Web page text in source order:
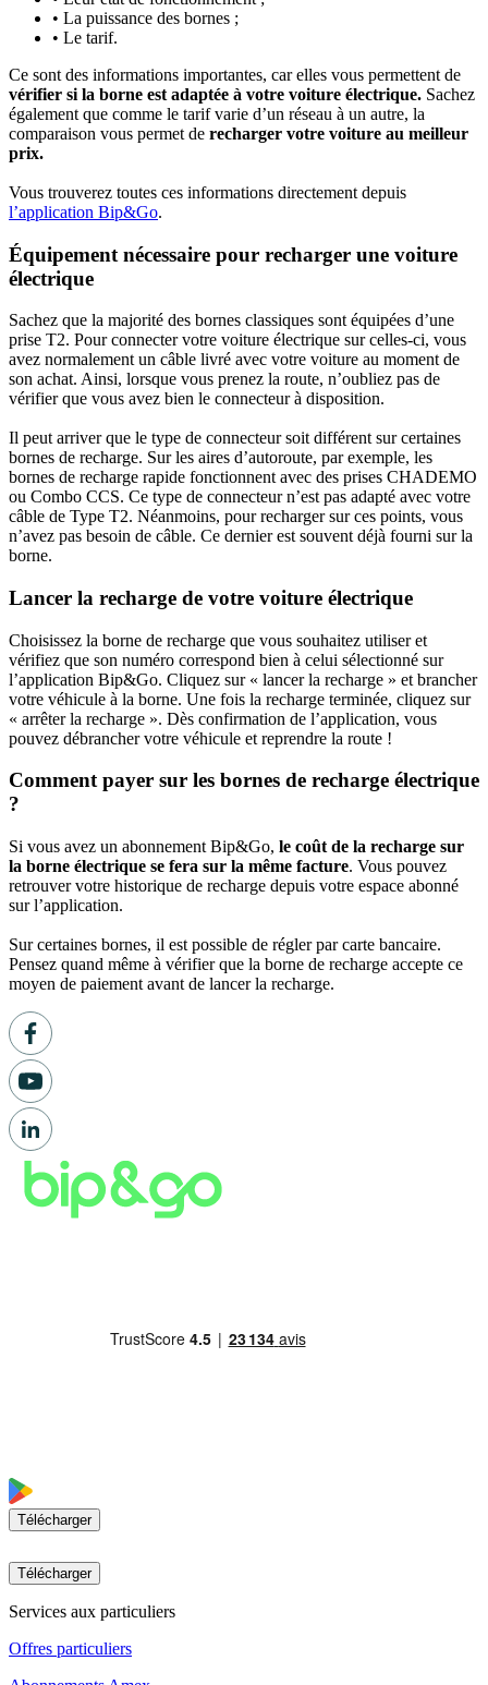
• La puissance des bornes ;
• Le tarif.
Ce sont des informations importantes, car elles vous permettent de
vérifier si la borne est adaptée à votre voiture électrique. Sachez
également que comme le tarif varie d’un réseau à un autre, la
comparaison vous permet de recharger votre voiture au meilleur
prix.
Vous trouverez toutes ces informations directement depuis
l’application Bip&Go.
Équipement nécessaire pour recharger une voiture
électrique
Sachez que la majorité des bornes classiques sont équipées d’une
prise T2. Pour connecter votre voiture électrique sur celles-ci, vous
avez normalement un câble livré avec votre voiture au moment de
son achat. Ainsi, lorsque vous prenez la route, n’oubliez pas de
vérifier que vous avez bien le connecteur à disposition.
Il peut arriver que le type de connecteur soit différent sur certaines
bornes de recharge. Sur les aires d’autoroute, par exemple, les
bornes de recharge rapide fonctionnent avec des prises CHADEMO
ou Combo CCS. Ce type de connecteur n’est pas adapté avec votre
câble de Type T2. Néanmoins, pour recharger sur ces points, vous
n’avez pas besoin de câble. Ce dernier est souvent déjà fourni sur la
borne.
Lancer la recharge de votre voiture électrique
Choisissez la borne de recharge que vous souhaitez utiliser et
vérifiez que son numéro correspond bien à celui sélectionné sur
l’application Bip&Go. Cliquez sur « lancer la recharge » et brancher
votre véhicule à la borne. Une fois la recharge terminée, cliquez sur
« arrêter la recharge ». Dès confirmation de l’application, vous
pouvez débrancher votre véhicule et reprendre la route !
Comment payer sur les bornes de recharge électrique
?
Si vous avez un abonnement Bip&Go, le coût de la recharge sur
la borne électrique se fera sur la même facture. Vous pouvez
retrouver votre historique de recharge depuis votre espace abonné
sur l’application.
Sur certaines bornes, il est possible de régler par carte bancaire.
Pensez quand même à vérifier que la borne de recharge accepte ce
moyen de paiement avant de lancer la recharge.
Télécharger
Télécharger
Services aux particuliers
Offres particuliers